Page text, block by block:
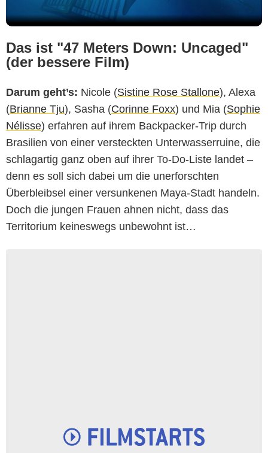
Das ist "47 Meters Down: Uncaged"
(der bessere Film)
Darum geht’s: Nicole (Sistine Rose Stallone), Alexa
(Brianne Tju), Sasha (Corinne Foxx) und Mia (Sophie
Nélisse) erfahren auf ihrem Backpacker-Trip durch
Brasilien von einer versteckten Unterwasserruine, die
schlagartig ganz oben auf ihrer To-Do-Liste landet –
denn es soll sich dabei um die unerforschten
Überbleibsel einer versunkenen Maya-Stadt handeln.
Doch die jungen Frauen ahnen nicht, dass das
Territorium keineswegs unbewohnt ist…